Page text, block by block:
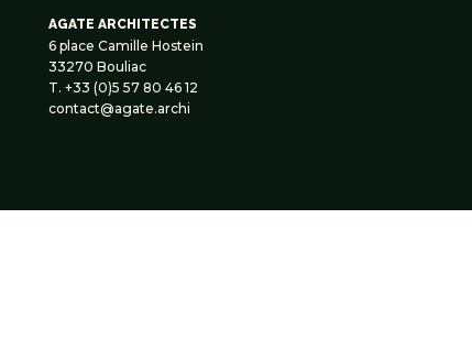
AGATE ARCHITECTES
6 place Camille Hostein
33270 Bouliac
T. +33 (0)5 57 80 46 12
contact@agate.archi